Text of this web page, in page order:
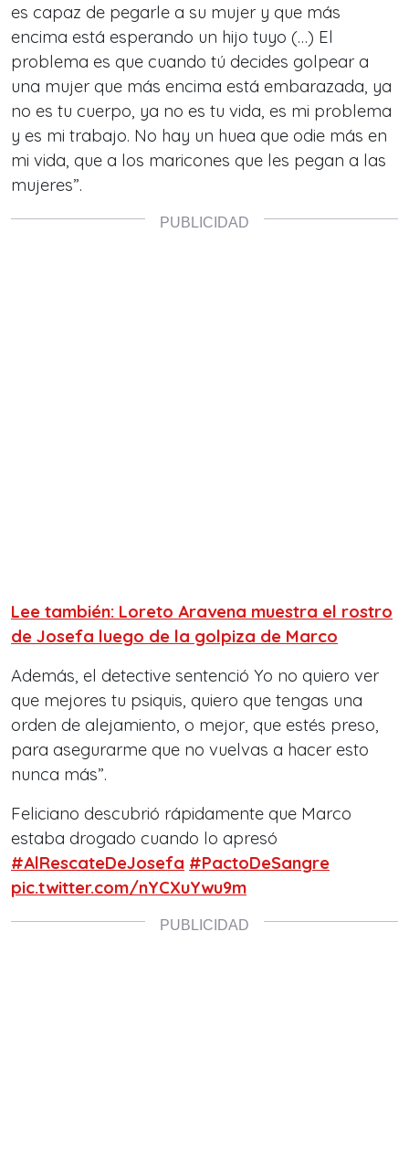
es capaz de pegarle a su mujer y que más
encima está esperando un hijo tuyo (…) El
problema es que cuando tú decides golpear a
una mujer que más encima está embarazada, ya
no es tu cuerpo, ya no es tu vida, es mi problema
y es mi trabajo. No hay un huea que odie más en
mi vida, que a los maricones que les pegan a las
mujeres”.
Lee también: Loreto Aravena muestra el rostro
de Josefa luego de la golpiza de Marco
Además, el detective sentenció Yo no quiero ver
que mejores tu psiquis, quiero que tengas una
orden de alejamiento, o mejor, que estés preso,
para asegurarme que no vuelvas a hacer esto
nunca más”.
Feliciano descubrió rápidamente que Marco
estaba drogado cuando lo apresó
#AlRescateDeJosefa #PactoDeSangre
pic.twitter.com/nYCXuYwu9m